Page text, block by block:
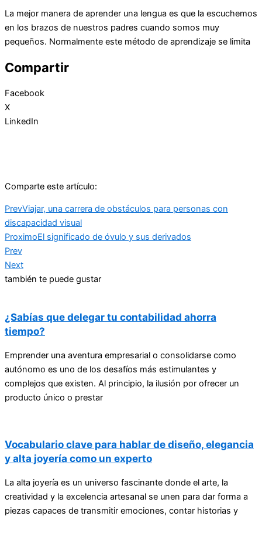
La mejor manera de aprender una lengua es que la escuchemos
en los brazos de nuestros padres cuando somos muy
pequeños. Normalmente este método de aprendizaje se limita
Compartir
Facebook
X
LinkedIn
Comparte este artículo:
PrevViajar, una carrera de obstáculos para personas con
discapacidad visual
ProximoEl significado de óvulo y sus derivados
Prev
Next
también te puede gustar
¿Sabías que delegar tu contabilidad ahorra
tiempo?
Emprender una aventura empresarial o consolidarse como
autónomo es uno de los desafíos más estimulantes y
complejos que existen. Al principio, la ilusión por ofrecer un
producto único o prestar
Vocabulario clave para hablar de diseño, elegancia
y alta joyería como un experto
La alta joyería es un universo fascinante donde el arte, la
creatividad y la excelencia artesanal se unen para dar forma a
piezas capaces de transmitir emociones, contar historias y